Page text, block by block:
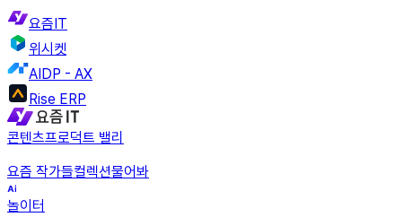
요즘IT
위시켓
AIDP - AX
Rise ERP
콘텐츠프로덕트 밸리
요즘 작가들컬렉션물어봐
놀이터